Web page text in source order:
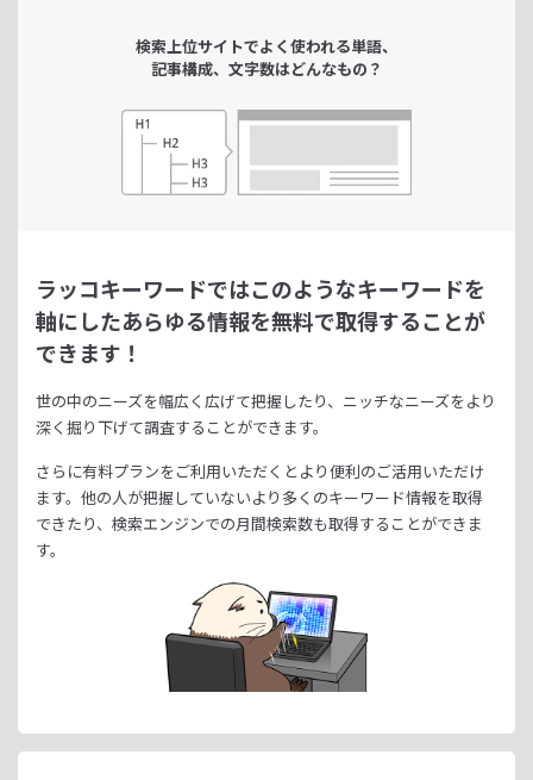
検索上位サイトでよく使われる単語、
記事構成、文字数はどんなもの？
ラッコキーワードではこのようなキーワードを
軸にしたあらゆる情報を無料で取得することが
できます！
世の中のニーズを幅広く広げて把握したり、 ニッチなニーズをより
深く掘り下げて調査することができます。
さらに有料プランをご利用いただくとより便利のご活用いただけ
ます。 他の人が把握していないより多くのキーワード情報を取得
できたり、 検索エンジンでの月間検索数も取得することができま
す。